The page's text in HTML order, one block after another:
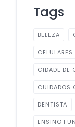
Tags
BELEZA
CIDADE DE
CUIDADOS
DENTISTA
ENSINO